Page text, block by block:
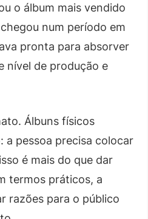
o álbum mais vendido
num período em
pronta para absorver
nível de produção e
Álbuns físicos
a pessoa precisa colocar
é mais do que dar
termos práticos, a
razões para o público